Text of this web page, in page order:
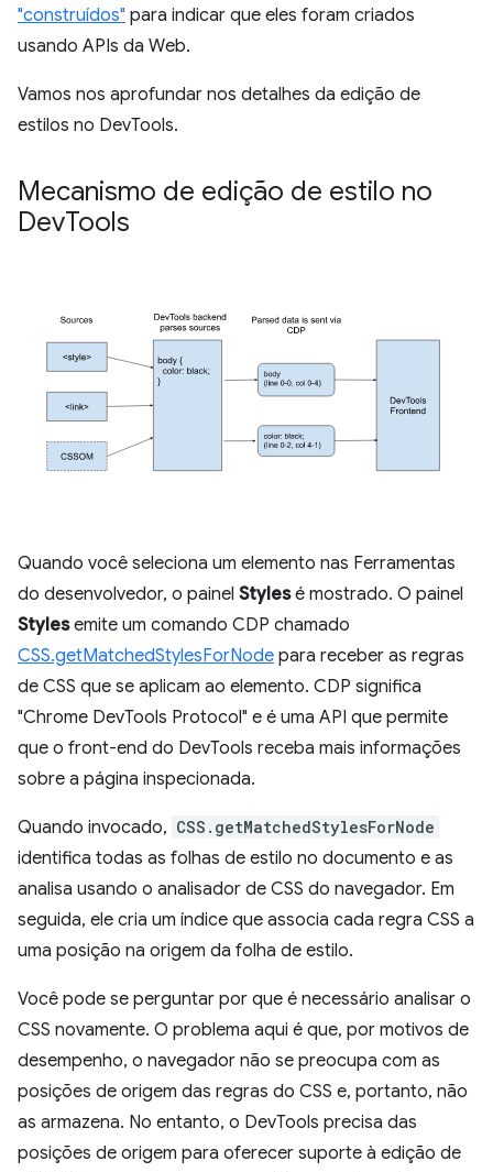
"construídos" para indicar que eles foram criados
usando APIs da Web.
Vamos nos aprofundar nos detalhes da edição de
estilos no DevTools.
Mecanismo de edição de estilo no
DevTools
Quando você seleciona um elemento nas Ferramentas
do desenvolvedor, o painel Stylesé mostrado. O painel
Stylesemite um comando CDP chamado
CSS.getMatchedStylesForNode para receber as regras
de CSS que se aplicam ao elemento. CDP significa
"Chrome DevTools Protocol" e é uma API que permite
que o front-end do DevTools receba mais informações
sobre a página inspecionada.
Quando invocado, CSS.getMatchedStylesForNode
identifica todas as folhas de estilo no documento e as
analisa usando o analisador de CSS do navegador. Em
seguida, ele cria um índice que associa cada regra CSS a
uma posição na origem da folha de estilo.
Você pode se perguntar por que é necessário analisar o
CSS novamente. O problema aqui é que, por motivos de
desempenho, o navegador não se preocupa com as
posições de origem das regras do CSS e, portanto, não
as armazena. No entanto, o DevTools precisa das
posições de origem para oferecer suporte à edição de